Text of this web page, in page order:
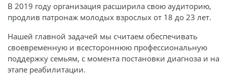
В 2019 году организация расширила свою аудиторию,
продлив патронаж молодых взрослых от 18 до 23 лет.
Нашей главной задачей мы считаем обеспечивать
своевременную и всестороннюю профессиональную
поддержку семьям, с момента постановки диагноза и на
этапе реабилитации.